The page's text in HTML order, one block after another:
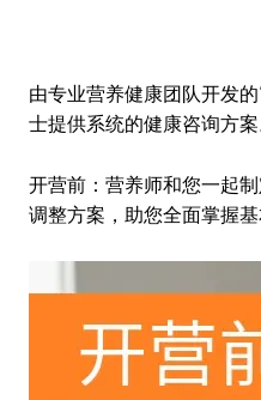
由专业营养健康团队开发
士提供系统的健康咨询方案
开营前：营养师和您一起
调整方案，助您全面掌握